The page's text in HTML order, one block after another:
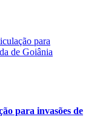
para invasões de